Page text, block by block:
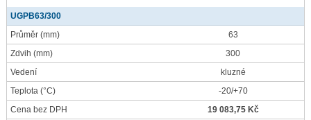
UGPB63/300
Průměr (mm)
63
Zdvih (mm)
300
Vedení
kluzné
Teplota (°C)
-20/+70
Cena bez DPH
19 083,75 Kč